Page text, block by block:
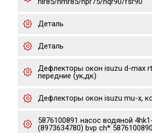
Деталь
Деталь
Дефлекторы окон isuzu d-max
передние (ук,дк)
Дефлекторы окон isuzu mu-x,
5876100891 насос водяной
(8973634780) bvp ch* 5876100890